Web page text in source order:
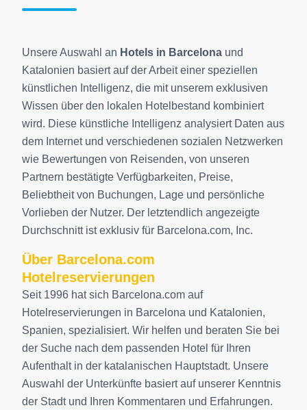
Unsere Auswahl an Hotels in Barcelona und
Katalonien basiert auf der Arbeit einer speziellen
künstlichen Intelligenz, die mit unserem exklusiven
Wissen über den lokalen Hotelbestand kombiniert
wird. Diese künstliche Intelligenz analysiert Daten aus
dem Internet und verschiedenen sozialen Netzwerken
wie Bewertungen von Reisenden, von unseren
Partnern bestätigte Verfügbarkeiten, Preise,
Beliebtheit von Buchungen, Lage und persönliche
Vorlieben der Nutzer. Der letztendlich angezeigte
Durchschnitt ist exklusiv für Barcelona.com, Inc.
Über Barcelona.com
Hotelreservierungen
Seit 1996 hat sich Barcelona.com auf
Hotelreservierungen in Barcelona und Katalonien,
Spanien, spezialisiert. Wir helfen und beraten Sie bei
der Suche nach dem passenden Hotel für Ihren
Aufenthalt in der katalanischen Hauptstadt. Unsere
Auswahl der Unterkünfte basiert auf unserer Kenntnis
der Stadt und Ihren Kommentaren und Erfahrungen.